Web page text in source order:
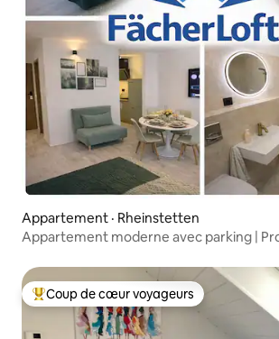
Appartement · Rheinstetten
Appartement moderne avec parking |
Coup de cœur voyageurs parmi les plus
Coup de cœur voyageurs